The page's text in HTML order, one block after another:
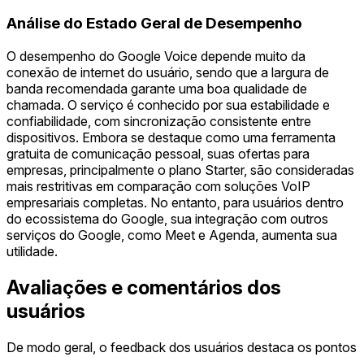
Análise do Estado Geral de Desempenho
O desempenho do Google Voice depende muito da
conexão de internet do usuário, sendo que a largura de
banda recomendada garante uma boa qualidade de
chamada. O serviço é conhecido por sua estabilidade e
confiabilidade, com sincronização consistente entre
dispositivos. Embora se destaque como uma ferramenta
gratuita de comunicação pessoal, suas ofertas para
empresas, principalmente o plano Starter, são consideradas
mais restritivas em comparação com soluções VoIP
empresariais completas. No entanto, para usuários dentro
do ecossistema do Google, sua integração com outros
serviços do Google, como Meet e Agenda, aumenta sua
utilidade.
Avaliações e comentários dos
usuários
De modo geral, o feedback dos usuários destaca os pontos